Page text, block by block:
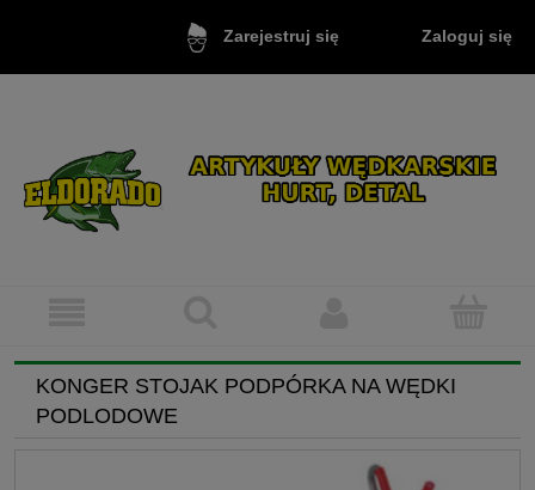
Zarejestruj się Zaloguj się
KONGER STOJAK PODPÓRKA NA WĘDKI
PODLODOWE